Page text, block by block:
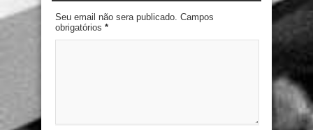
Seu email não sera publicado. Campos
obrigatórios *